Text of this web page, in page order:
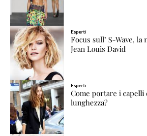
Esperti
Focus sull’ S-Wave, la
Jean Louis David
Esperti
Come portare i capelli
lunghezza?